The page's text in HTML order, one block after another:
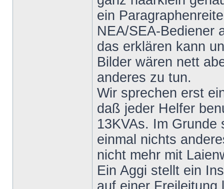
ein
NEA/SEA-Bediener
das erklären kann
Bilder wären nett
anderes zu tun.
Wir sprechen erst
daß jeder Helfer
13KVAs. Im
einmal nichts
nicht mehr mit
Ein Aggi stellt ein
auf einer Freileitung